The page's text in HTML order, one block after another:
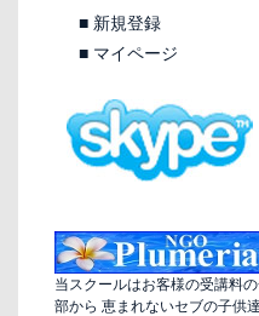
■ 新規登録
■ マイページ
当スクールはお客様の受講料
部から 恵まれないセブの子供達